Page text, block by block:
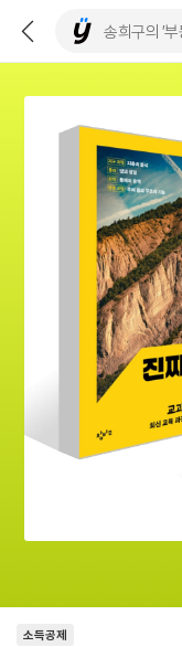
소득공제